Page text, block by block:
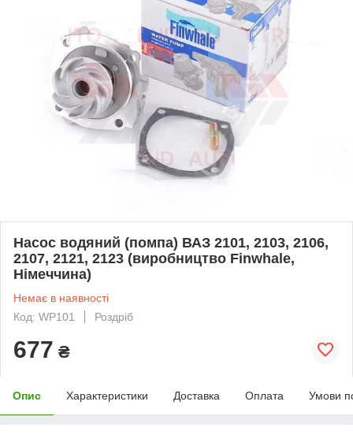
Насос водяний (помпа) ВАЗ 2101, 2103, 2106,
2107, 2121, 2123 (виробництво Finwhale,
Німеччина)
Немає в наявності
Код: WP101
Роздріб
677 ₴
Опис Характеристики Доставка Оплата Умови